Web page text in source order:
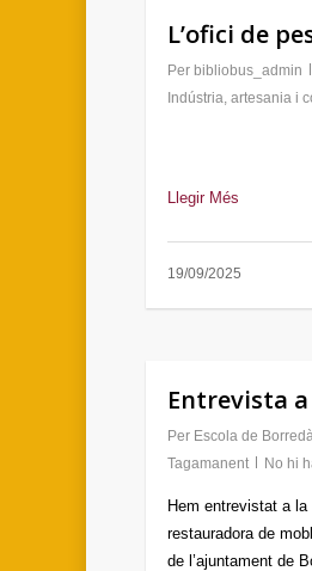
L’ofici de
Per bibliobus_admin
Indústria, artesania i
Llegir Més
19/09/2025
Entrevista
Per Escola de
Tagamanent
No hi
Hem entrevistat a
restauradora de
de l’ajuntament de